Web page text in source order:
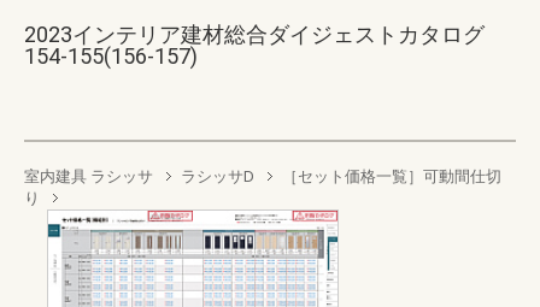
2023インテリア建材総合ダイジェストカタログ
154-155(156-157)
室内建具 ラシッサ ラシッサD
［セット価格一覧］可動間仕切
り